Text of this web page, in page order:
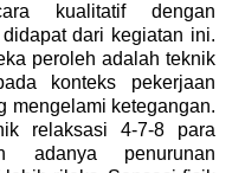
kualitatif dengan
dari kegiatan ini.
peroleh adalah teknik
konteks pekerjaan
mengelami ketegangan.
relaksasi 4-7-8 para
adanya penurunan